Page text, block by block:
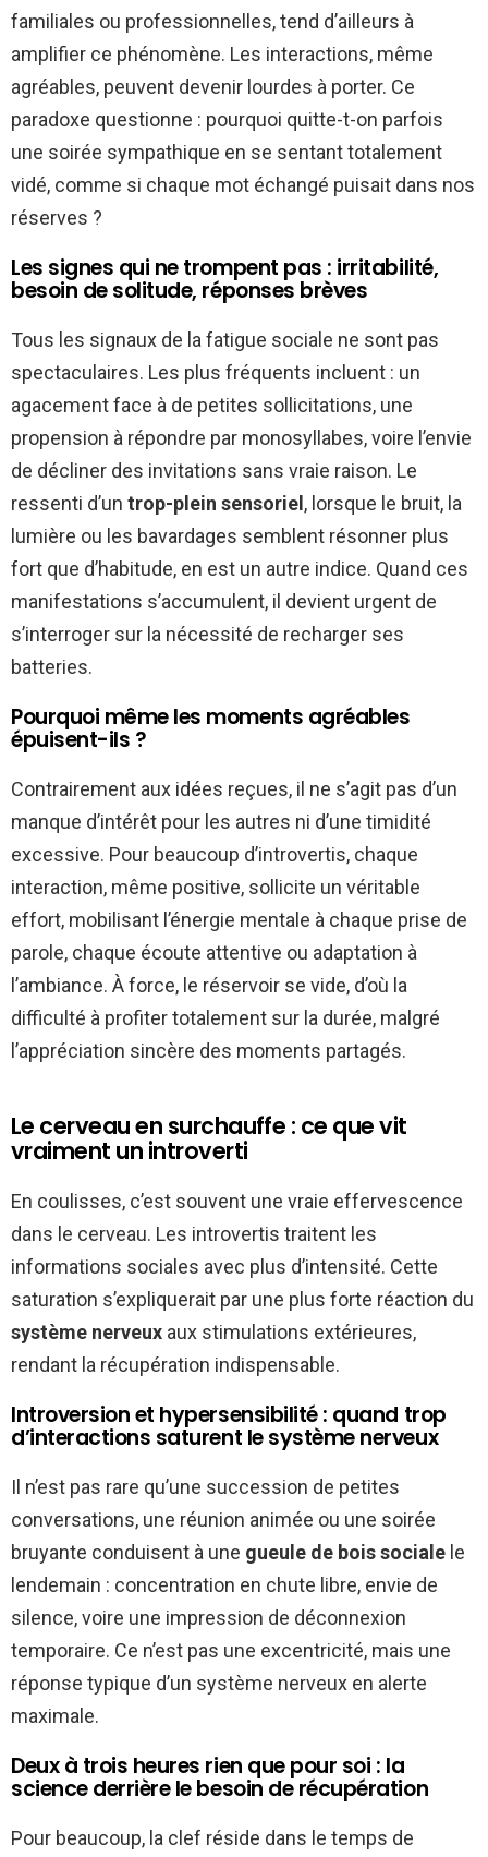
familiales ou professionnelles, tend d’ailleurs à
amplifier ce phénomène. Les interactions, même
agréables, peuvent devenir lourdes à porter. Ce
paradoxe questionne : pourquoi quitte-t-on parfois
une soirée sympathique en se sentant totalement
vidé, comme si chaque mot échangé puisait dans nos
réserves ?
Les signes qui ne trompent pas : irritabilité,
besoin de solitude, réponses brèves
Tous les signaux de la fatigue sociale ne sont pas
spectaculaires. Les plus fréquents incluent : un
agacement face à de petites sollicitations, une
propension à répondre par monosyllabes, voire l’envie
de décliner des invitations sans vraie raison. Le
ressenti d’un trop-plein sensoriel , lorsque le bruit, la
lumière ou les bavardages semblent résonner plus
fort que d’habitude, en est un autre indice. Quand ces
manifestations s’accumulent, il devient urgent de
s’interroger sur la nécessité de recharger ses
batteries.
Pourquoi même les moments agréables
épuisent-ils ?
Contrairement aux idées reçues, il ne s’agit pas d’un
manque d’intérêt pour les autres ni d’une timidité
excessive. Pour beaucoup d’introvertis, chaque
interaction, même positive, sollicite un véritable
effort, mobilisant l’énergie mentale à chaque prise de
parole, chaque écoute attentive ou adaptation à
l’ambiance. À force, le réservoir se vide, d’où la
difficulté à profiter totalement sur la durée, malgré
l’appréciation sincère des moments partagés.
Le cerveau en surchauffe : ce que vit
vraiment un introverti
En coulisses, c’est souvent une vraie effervescence
dans le cerveau. Les introvertis traitent les
informations sociales avec plus d’intensité. Cette
saturation s’expliquerait par une plus forte réaction du
système nerveux aux stimulations extérieures,
rendant la récupération indispensable.
Introversion et hypersensibilité : quand trop
d’interactions saturent le système nerveux
Il n’est pas rare qu’une succession de petites
conversations, une réunion animée ou une soirée
bruyante conduisent à une gueule de bois sociale le
lendemain : concentration en chute libre, envie de
silence, voire une impression de déconnexion
temporaire. Ce n’est pas une excentricité, mais une
réponse typique d’un système nerveux en alerte
maximale.
Deux à trois heures rien que pour soi : la
science derrière le besoin de récupération
Pour beaucoup, la clef réside dans le temps de